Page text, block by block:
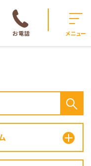
お電話 メニュー